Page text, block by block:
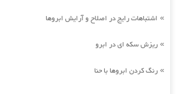
» اشتباهات رایج در اصلاح و آرایش ابروها
» ریزش سکه ای در ابرو
» رنگ کردن ابروها با حنا